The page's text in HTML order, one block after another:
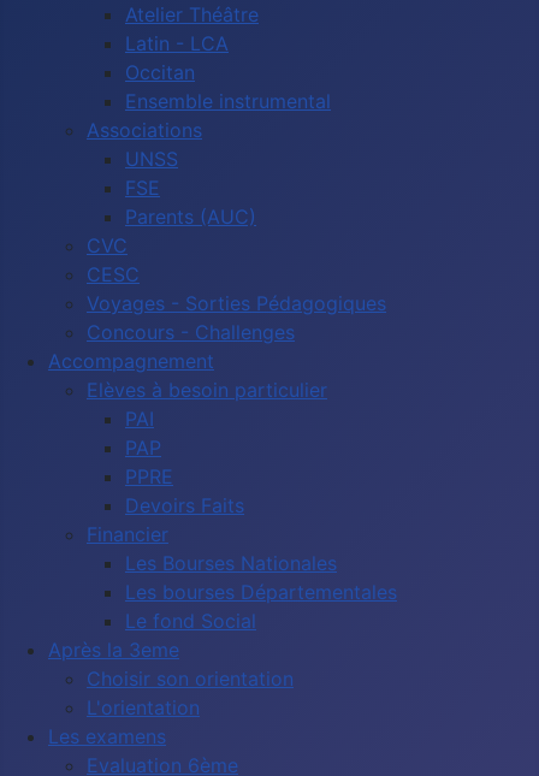
Atelier Théâtre
Latin - LCA
Occitan
Ensemble instrumental
Associations
UNSS
FSE
Parents (AUC)
CVC
CESC
Voyages - Sorties Pédagogiques
Concours - Challenges
Accompagnement
Elèves à besoin particulier
PAI
PAP
PPRE
Devoirs Faits
Financier
Les Bourses Nationales
Les bourses Départementales
Le fond Social
Après la 3eme
Choisir son orientation
L'orientation
Les examens
Evaluation 6ème